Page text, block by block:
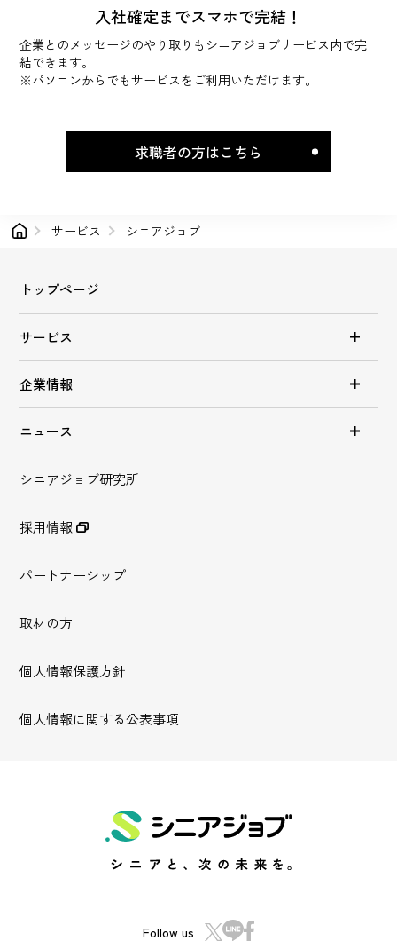
入社確定までスマホで完結！
企業とのメッセージのやり取りもシニアジョブサービス内で完
結できます。
※パソコンからでもサービスをご利用いただけます。
求職者の方はこちら
サービス シニアジョブ
トップページ
サービス
企業情報
ニュース
シニアジョブ研究所
採用情報
パートナーシップ
取材の方
個人情報保護方針
個人情報に関する公表事項
Follow us